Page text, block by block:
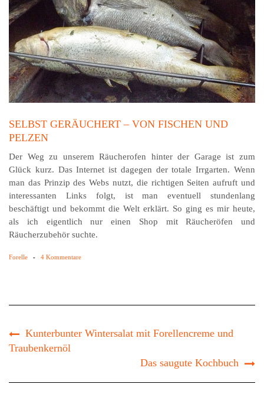
SELBST GERÄUCHERT – VON FISCHEN UND
PELZEN
Der Weg zu unserem Räucherofen hinter der Garage ist zum
Glück kurz. Das Internet ist dagegen der totale Irrgarten. Wenn
man das Prinzip des Webs nutzt, die richtigen Seiten aufruft und
interessanten Links folgt, ist man eventuell stundenlang
beschäftigt und bekommt die Welt erklärt. So ging es mir heute,
als ich eigentlich nur einen Shop mit Räucheröfen und
Räucherzubehör suchte.
Forelle - 4 Kommentare
Kunterbunter Wintersalat mit Forellencreme und
Traubenkernöl
Das saugute Kochbuch